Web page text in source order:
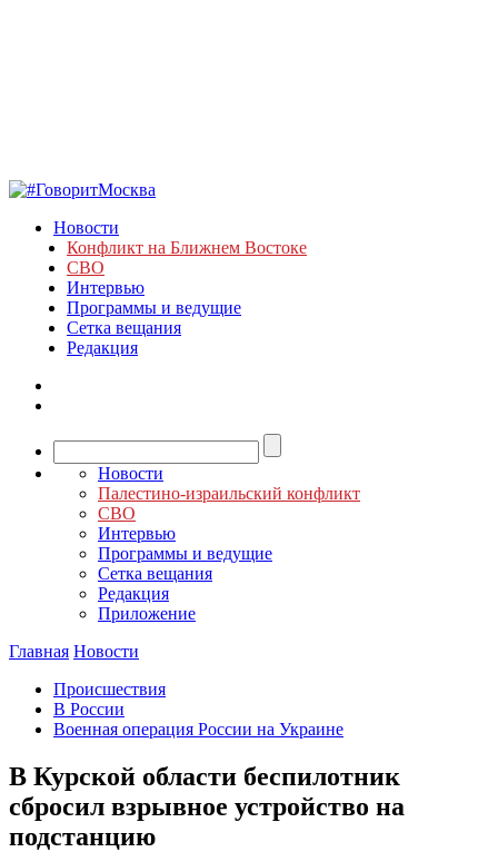
Новости
Конфликт на Ближнем Востоке
СВО
Интервью
Программы и ведущие
Сетка вещания
Редакция
Новости
Палестино-израильский конфликт
СВО
Интервью
Программы и ведущие
Сетка вещания
Редакция
Приложение
Главная Новости
Происшествия
В России
Военная операция России на Украине
В Курской области беспилотник
сбросил взрывное устройство на
подстанцию